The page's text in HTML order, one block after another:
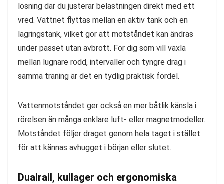
lösning där du justerar belastningen direkt med ett
vred. Vattnet flyttas mellan en aktiv tank och en
lagringstank, vilket gör att motståndet kan ändras
under passet utan avbrott. För dig som vill växla
mellan lugnare rodd, intervaller och tyngre drag i
samma träning är det en tydlig praktisk fördel.
Vattenmotståndet ger också en mer båtlik känsla i
rörelsen än många enklare luft- eller magnetmodeller.
Motståndet följer draget genom hela taget i stället
för att kännas avhugget i början eller slutet.
Dualrail, kullager och ergonomiska